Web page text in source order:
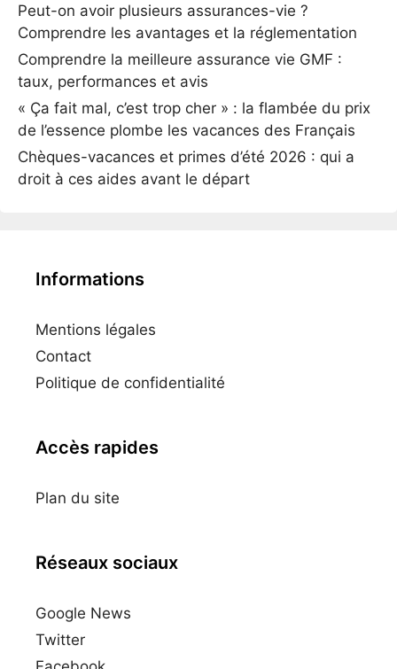
Peut-on avoir plusieurs assurances-vie ?
Comprendre les avantages et la réglementation
Comprendre la meilleure assurance vie GMF :
taux, performances et avis
« Ça fait mal, c’est trop cher » : la flambée du prix
de l’essence plombe les vacances des Français
Chèques-vacances et primes d’été 2026 : qui a
droit à ces aides avant le départ
Informations
Mentions légales
Contact
Politique de confidentialité
Accès rapides
Plan du site
Réseaux sociaux
Google News
Twitter